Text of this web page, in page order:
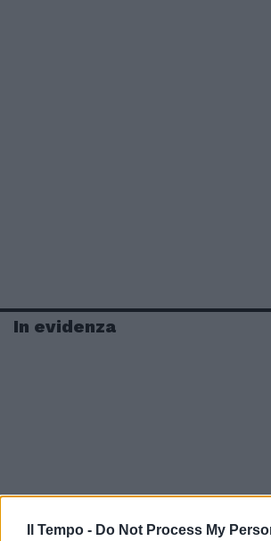
Il Tempo - Do Not Process My
In evidenza